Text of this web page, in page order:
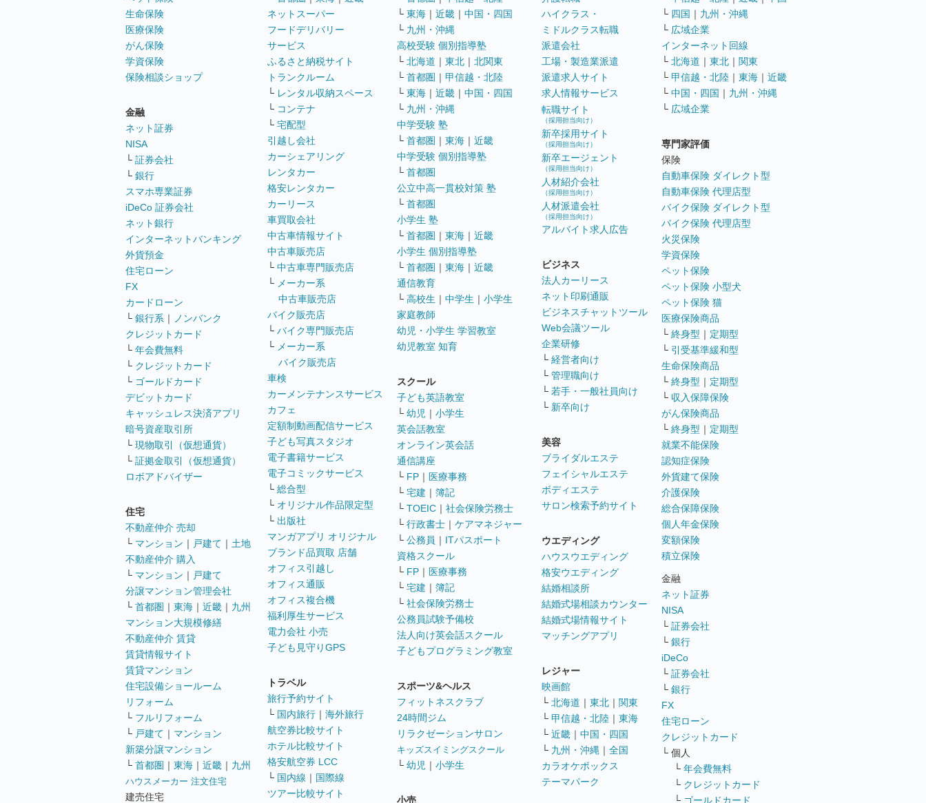
生命保険
医療保険
がん保険
学資保険
保険相談ショップ
金融
ネット証券
NISA
└ 証券会社
└ 銀行
スマホ専業証券
iDeCo 証券会社
ネット銀行
インターネットバンキング
外貨預金
住宅ローン
FX
カードローン
└ 銀行系 ｜
ノンバンク
クレジットカード
└ 年会費無料
└ クレジットカード
└ ゴールドカード
デビットカード
キャッシュレス決済アプリ
暗号資産取引所
└ 現物取引（仮想通貨）
└ 証拠金取引（仮想通貨）
ロボアドバイザー
住宅
不動産仲介 売却
└ マンション ｜ 戸建て ｜ 土地
不動産仲介 購入
└ マンション ｜ 戸建て
分譲マンション管理会社
└ 首都圏 ｜ 東海 ｜ 近畿 ｜ 九州
マンション大規模修繕
不動産仲介 賃貸
賃貸情報サイト
賃貸マンション
住宅設備ショールーム
リフォーム
└ フルリフォーム
└ 戸建て ｜ マンション
新築分譲マンション
└ 首都圏 ｜ 東海 ｜ 近畿 ｜ 九州
ハウスメーカー 注文住宅
建売住宅
ネットスーパー
フードデリバリー
サービス
ふるさと納税サイト
トランクルーム
└ レンタル収納スペース
└ コンテナ
└ 宅配型
引越し会社
カーシェアリング
レンタカー
格安レンタカー
カーリース
車買取会社
中古車情報サイト
中古車販売店
└ 中古車専門販売店
└ メーカー系
中古車販売店
バイク販売店
└ バイク専門販売店
└ メーカー系
バイク販売店
車検
カーメンテナンスサービス
カフェ
定額制動画配信サービス
子ども写真スタジオ
電子書籍サービス
電子コミックサービス
└ 総合型
└ オリジナル作品限定型
└ 出版社
マンガアプリ オリジナル
ブランド品買取 店舗
オフィス引越し
オフィス通販
オフィス複合機
福利厚生サービス
電力会社 小売
子ども見守りGPS
トラベル
旅行予約サイト
└ 国内旅行 ｜ 海外旅行
航空券比較サイト
ホテル比較サイト
格安航空券 LCC
└ 国内線 ｜ 国際線
ツアー比較サイト
└ 東海 ｜ 近畿 ｜ 中国・四国
└ 九州・沖縄
高校受験 個別指導塾
└ 北海道 ｜ 東北 ｜ 北関東
└ 首都圏 ｜ 甲信越・北陸
└ 東海 ｜ 近畿 ｜ 中国・四国
└ 九州・沖縄
中学受験 塾
└ 首都圏 ｜ 東海 ｜ 近畿
中学受験 個別指導塾
└ 首都圏
公立中高一貫校対策 塾
└ 首都圏
小学生 塾
└ 首都圏 ｜ 東海 ｜ 近畿
小学生 個別指導塾
└ 首都圏 ｜ 東海 ｜ 近畿
通信教育
└ 高校生 ｜ 中学生 ｜ 小学生
家庭教師
幼児・小学生 学習教室
幼児教室 知育
スクール
子ども英語教室
└ 幼児 ｜ 小学生
英会話教室
オンライン英会話
通信講座
└ FP ｜ 医療事務
└ 宅建 ｜ 簿記
└ TOEIC ｜ 社会保険労務士
└ 行政書士 ｜ ケアマネジャー
└ 公務員 ｜ ITパスポート
資格スクール
└ FP ｜ 医療事務
└ 宅建 ｜ 簿記
└ 社会保険労務士
公務員試験予備校
法人向け英会話スクール
子どもプログラミング教室
スポーツ&ヘルス
フィットネスクラブ
24時間ジム
リラクゼーションサロン
キッズスイミングスクール
└ 幼児 ｜ 小学生
小売
ハイクラス・
ミドルクラス転職
派遣会社
工場・製造業派遣
派遣求人サイト
求人情報サービス
転職サイト
（採用担当向け）
新卒採用サイト
（採用担当向け）
新卒エージェント
（採用担当向け）
人材紹介会社
（採用担当向け）
人材派遣会社
（採用担当向け）
アルバイト求人広告
ビジネス
法人カーリース
ネット印刷通販
ビジネスチャットツール
Web会議ツール
企業研修
└ 経営者向け
└ 管理職向け
└ 若手・一般社員向け
└ 新卒向け
美容
ブライダルエステ
フェイシャルエステ
ボディエステ
サロン検索予約サイト
ウエディング
ハウスウエディング
格安ウエディング
結婚相談所
結婚式場相談カウンター
結婚式場情報サイト
マッチングアプリ
レジャー
映画館
└ 北海道 ｜ 東北 ｜ 関東
└ 甲信越・北陸 ｜ 東海
└ 近畿 ｜ 中国・四国
└ 九州・沖縄 ｜ 全国
カラオケボックス
テーマパーク
└ 四国 ｜ 九州・沖縄
└ 広域企業
インターネット回線
└ 北海道 ｜ 東北 ｜ 関東
└ 甲信越・北陸 ｜ 東海 ｜ 近畿
└ 中国・四国 ｜ 九州・沖縄
└ 広域企業
専門家評価
保険
自動車保険 ダイレクト型
自動車保険 代理店型
バイク保険 ダイレクト型
バイク保険 代理店型
火災保険
学資保険
ペット保険
ペット保険 小型犬
ペット保険 猫
医療保険商品
└ 終身型 ｜ 定期型
└ 引受基準緩和型
生命保険商品
└ 終身型 ｜ 定期型
└ 収入保障保険
がん保険商品
└ 終身型 ｜ 定期型
就業不能保険
認知症保険
外貨建て保険
介護保険
総合保障保険
個人年金保険
変額保険
積立保険
金融
ネット証券
NISA
└ 証券会社
└ 銀行
iDeCo
└ 証券会社
└ 銀行
FX
住宅ローン
クレジットカード
└ 個人
└ 年会費無料
└ クレジットカード
└ ゴールドカード